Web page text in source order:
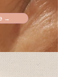
→